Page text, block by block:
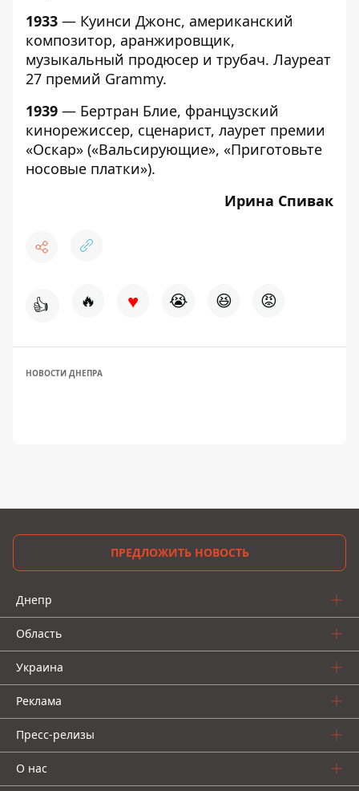
1933 — Куинси Джонс, американский
композитор, аранжировщик,
музыкальный продюсер и трубач. Лауреат
27 премий Grammy.
1939 — Бертран Блие, французский
кинорежиссер, сценарист, лаурет премии
«Оскар» («Вальсирующие», «Приготовьте
носовые платки»).
Ирина Спивак
👍 🔥 ♥ 😭 😆 😡
НОВОСТИ ДНЕПРА
ПРЕДЛОЖИТЬ НОВОСТЬ
Днепр
Область
Украина
Реклама
Пресс-релизы
О нас